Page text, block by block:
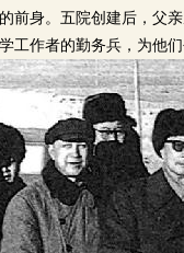
前身。五院创建后，父
工作者的勤务兵，为他